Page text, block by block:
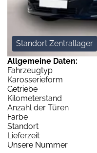
Standort Zentrallager
Allgemeine Daten:
Fahrzeugtyp
Karosserieform
Getriebe
Kilometerstand
Anzahl der Türen
Farbe
Standort
Lieferzeit
Unsere Nummer